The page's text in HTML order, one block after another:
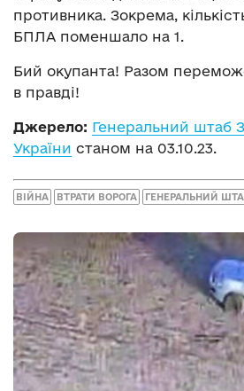
противника. Зокрема,
БПЛА поменшало на 1.
Бий окупанта! Разом
в правді!
Джерело: Генеральний штаб
України станом на 03.10.23.
ВІЙНА ВТРАТИ ВОРОГА ГЕНЕРАЛЬНИЙ